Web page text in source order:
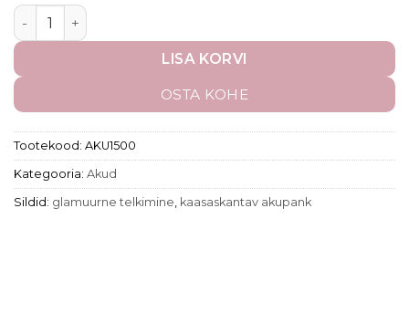
LISA KORVI
OSTA KOHE
Tootekood: AKU1500
Kategooria: Akud
Sildid: glamuurne telkimine kaasaskantav akupank